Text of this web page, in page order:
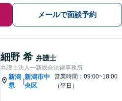
メールで面談予約
細野 希 弁護士
弁護士法人一新総合法律事務所
新潟
県
|
新潟市中
央区
営業時間：09:00~18:00
（平日）